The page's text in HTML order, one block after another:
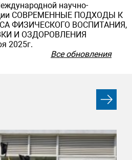
научно-
СОВРЕМЕННЫЕ ПОДХОДЫ К
ФИЗИЧЕСКОГО ВОСПИТАНИЯ,
И ОЗДОРОВЛЕНИЯ
2025г.
Все обновления